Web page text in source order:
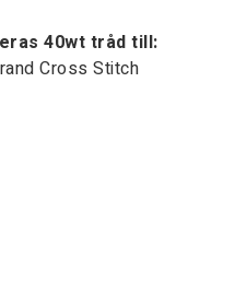
40wt tråd till:
Cross Stitch